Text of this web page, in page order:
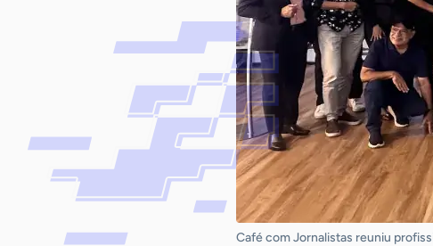
Café com Jornalistas reuniu